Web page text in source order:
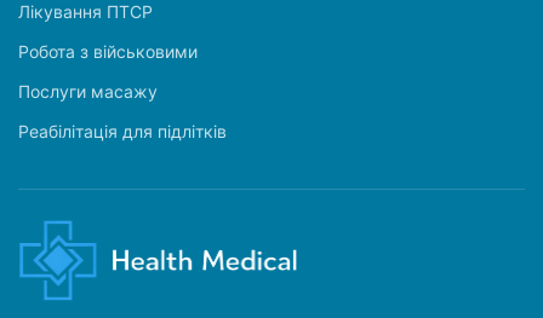
Лікування ПТСР
Робота з військовими
Послуги масажу
Реабілітація для підлітків